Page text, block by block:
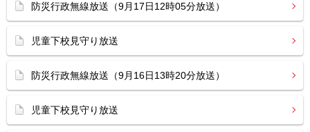
防災行政無線放送（9月17日12時05分放送）
児童下校見守り放送
防災行政無線放送（9月16日13時20分放送）
児童下校見守り放送